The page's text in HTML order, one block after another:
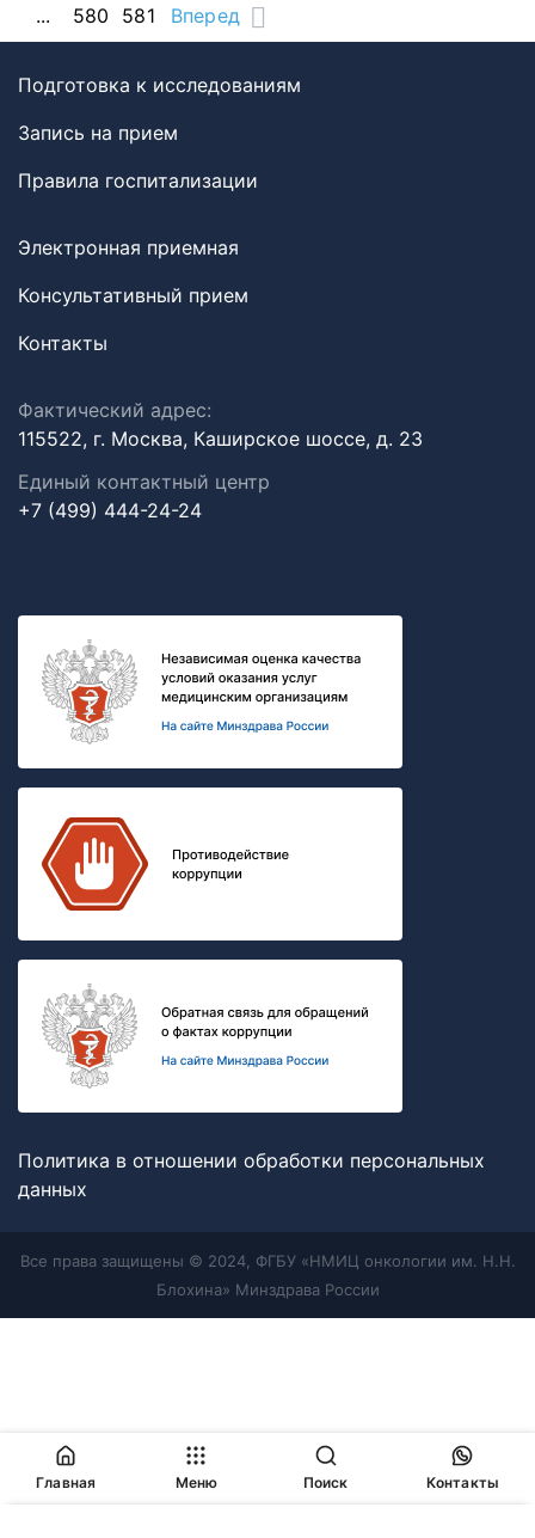
...
580 581 Вперед
Подготовка к исследованиям
Запись на прием
Правила госпитализации
Электронная приемная
Консультативный прием
Контакты
Фактический адрес:
115522, г. Москва, Каширское шоссе, д. 23
Единый контактный центр
+7 (499) 444-24-24
Политика в отношении обработки персональных
данных
Все права защищены © 2024, ФГБУ «НМИЦ онкологии им. Н.Н.
Блохина» Минздрава России
Главная Меню Поиск Контакты